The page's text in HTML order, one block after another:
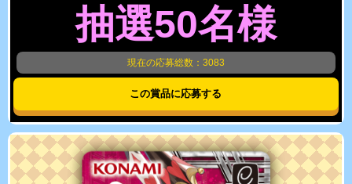
抽選50名様
現在の応募総数：3083
この賞品に応募する